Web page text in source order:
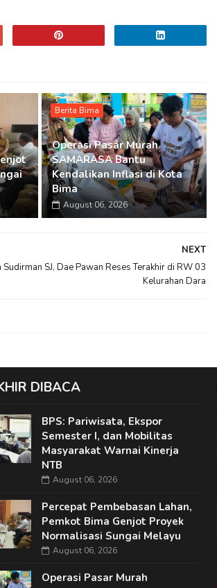
Berita Bima
Operasi Pasar Murah
SAMARASA Bantu
Kendalikan Inflasi di Kota
Bima
August 06, 2026
NEXT
SJ, Dae Pawan Reses Terakhir di RW 03
Kelurahan Dara
DIBACA
BPS: Pariwisata, Ekspor
Semester I, dan Mobilitas
Masyarakat Warnai Kinerja
NTB
August 06, 2026
Percepat Pembebasan Lahan,
Pemkot Bima Genjot Proyek
Normalisasi Sungai Melayu
August 06, 2026
Operasi Pasar Murah